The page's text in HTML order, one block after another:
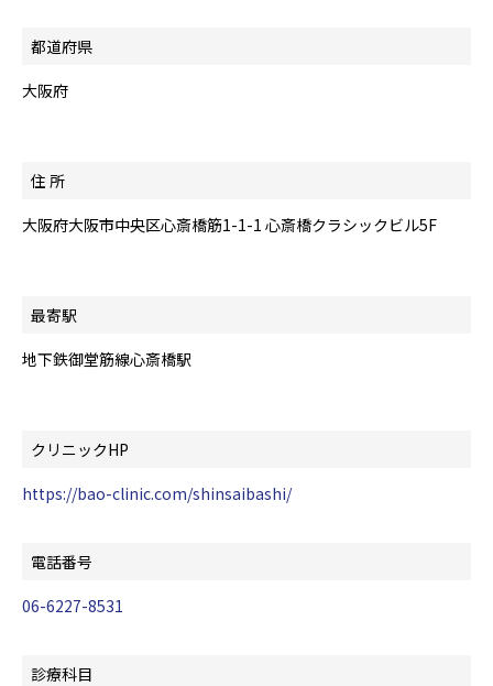
都道府県
大阪府
住 所
大阪府大阪市中央区心斎橋筋1-1-1 心斎橋クラシックビル5F
最寄駅
地下鉄御堂筋線心斎橋駅
クリニックHP
https://bao-clinic.com/shinsaibashi/
電話番号
06-6227-8531
診療科目